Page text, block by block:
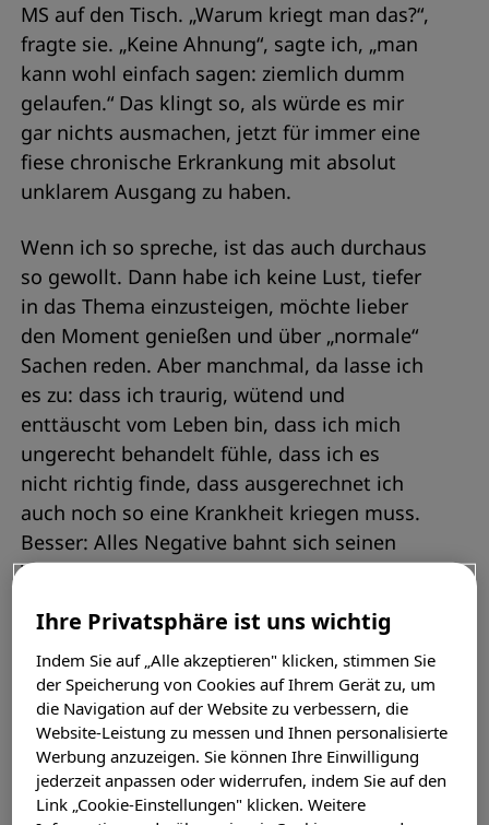
MS auf den Tisch. „Warum kriegt man das?“,
fragte sie. „Keine Ahnung“, sagte ich, „man
kann wohl einfach sagen: ziemlich dumm
gelaufen.“ Das klingt so, als würde es mir
gar nichts ausmachen, jetzt für immer eine
fiese chronische Erkrankung mit absolut
unklarem Ausgang zu haben.
Wenn ich so spreche, ist das auch durchaus
so gewollt. Dann habe ich keine Lust, tiefer
in das Thema einzusteigen, möchte lieber
den Moment genießen und über „normale“
Sachen reden. Aber manchmal, da lasse ich
es zu: dass ich traurig, wütend und
enttäuscht vom Leben bin, dass ich mich
ungerecht behandelt fühle, dass ich es
nicht richtig finde, dass ausgerechnet ich
auch noch so eine Krankheit kriegen muss.
Besser: Alles Negative bahnt sich seinen
Weg.
Die Gedanken sind frei?
Mitnichten!
Dass ich das Gefühl haben muss, in meiner
Lebensplanung eingeschränkt zu sein, dass
sogar mein Vorstellungsvermögen
eingeschränkt ist, wird dann offenbar. „Die
Ihre Privatsphäre ist uns wichtig
Indem Sie auf „Alle akzeptieren" klicken, stimmen Sie
der Speicherung von Cookies auf Ihrem Gerät zu, um
die Navigation auf der Website zu verbessern, die
Website-Leistung zu messen und Ihnen personalisierte
Werbung anzuzeigen. Sie können Ihre Einwilligung
jederzeit anpassen oder widerrufen, indem Sie auf den
Link „Cookie-Einstellungen" klicken. Weitere